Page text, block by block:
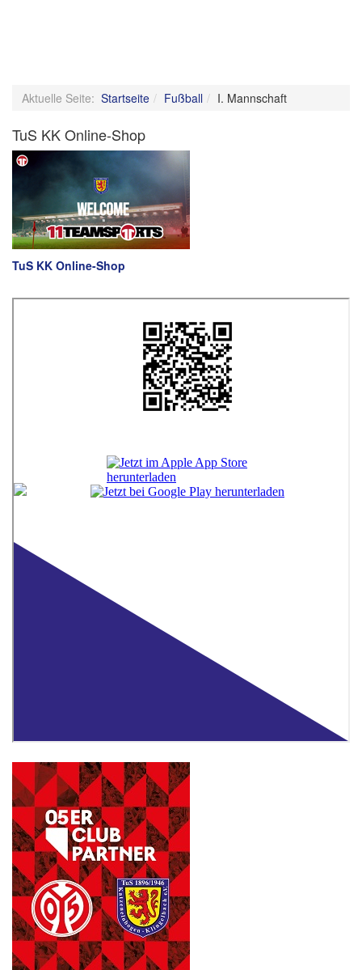
Aktuelle Seite: Startseite Fußball I. Mannschaft
TuS KK Online-Shop
TuS KK Online-Shop